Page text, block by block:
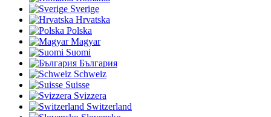
Sverige
Hrvatska
Polska
Magyar
Suomi
България
Schweiz
Suisse
Svizzera
Switzerland